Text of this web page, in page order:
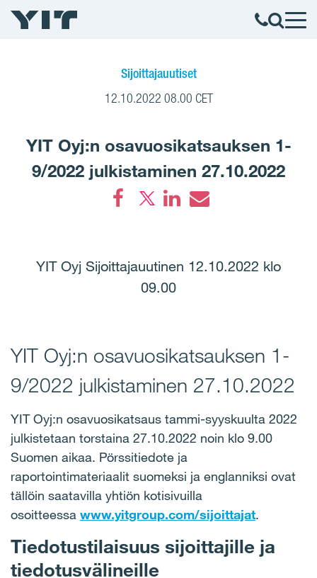
Sijoittajauutiset
12.10.2022 08.00 CET
YIT Oyj:n osavuosikatsauksen 1-
9/2022 julkistaminen 27.10.2022
YIT Oyj Sijoittajauutinen 12.10.2022 klo
09.00
YIT Oyj:n osavuosikatsauksen 1-
9/2022 julkistaminen 27.10.2022
YIT Oyj:n osavuosikatsaus tammi-syyskuulta 2022
julkistetaan torstaina 27.10.2022 noin klo 9.00
Suomen aikaa. Pörssitiedote ja
raportointimateriaalit suomeksi ja englanniksi ovat
tällöin saatavilla yhtiön kotisivuilla
osoitteessa www.yitgroup.com/sijoittajat.
Tiedotustilaisuus sijoittajille ja
tiedotusvälineille